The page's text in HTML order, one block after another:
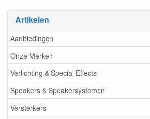
Artikelen
Aanbiedingen
Onze Merken
Verlichting & Special Effects
Speakers & Speakersystemen
Versterkers